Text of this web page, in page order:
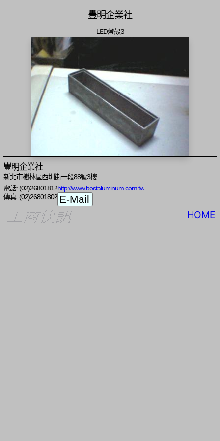
豐明企業社
LED燈殼3
豐明企業社
新北市樹林區西圳街一段88號3樓
電話: (02)26801812
傳真: (02)26801802
http://www.bestaluminum.com.tw
HOME